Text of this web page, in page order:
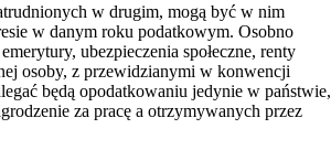
w drugim, mogą być w nim
w danym roku podatkowym. Osobno
ubezpieczenia społeczne, renty
osoby, z przewidzianymi w konwencji
będą opodatkowaniu jedynie w państwie,
za pracę a otrzymywanych przez